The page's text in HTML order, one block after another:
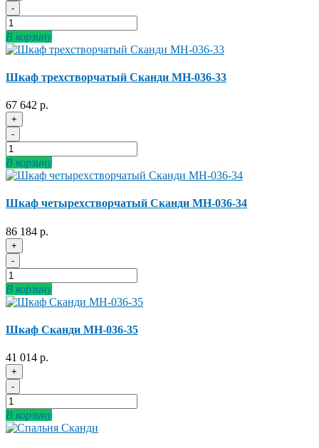
-
В корзину
Шкаф трехстворчатый Сканди МН-036-33
67 642 р.
+
-
В корзину
Шкаф четырехстворчатый Сканди МН-036-34
86 184 р.
+
-
В корзину
Шкаф Сканди МН-036-35
41 014 р.
+
-
В корзину